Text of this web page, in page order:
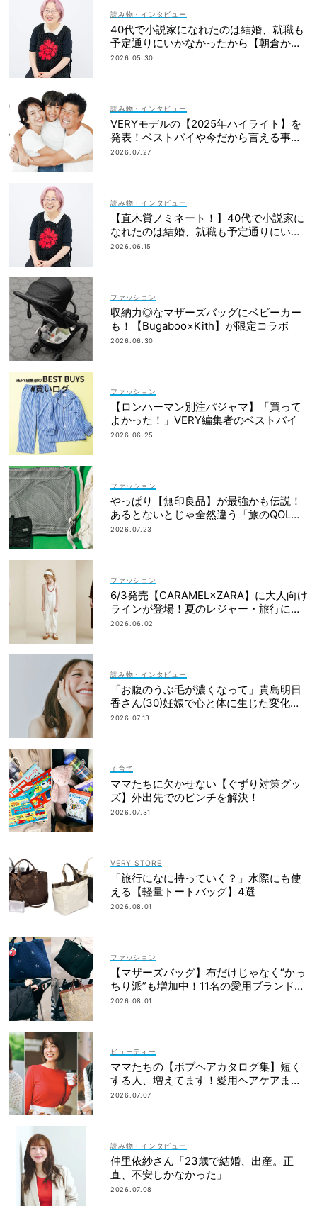
読み物・インタビュー
40代で小説家になれたのは結婚、就職も
予定通りにいかなかったから【朝倉かす
みさん】
2026.05.30
読み物・インタビュー
VERYモデルの【2025年ハイライト】を
発表！ベストバイや今だから言える事件
簿も大公開
2026.07.27
読み物・インタビュー
【直木賞ノミネート！】40代で小説家に
なれたのは結婚、就職も予定通りにいか
なかったから｜朝倉かすみさん
2026.06.15
ファッション
収納力◎なマザーズバッグにベビーカー
も！【Bugaboo×Kith】が限定コラボ
2026.06.30
ファッション
【ロンハーマン別注パジャマ】「買って
よかった！」VERY編集者のベストバイ
2026.06.25
ファッション
やっぱり【無印良品】が最強かも伝説！
あるとないとじゃ全然違う「旅のQOL爆
上げアイテム」
2026.07.23
ファッション
6/3発売【CARAMEL×ZARA】に大人向け
ラインが登場！夏のレジャー・旅行にも
おすすめ
2026.06.02
読み物・インタビュー
「お腹のうぶ毛が濃くなって」貴島明日
香さん(30)妊娠で心と体に生じた変化も
「愛しいです」
2026.07.13
子育て
ママたちに欠かせない【ぐずり対策グッ
ズ】外出先でのピンチを解決！
2026.07.31
VERY STORE
「旅行になに持っていく？」水際にも使
える【軽量トートバッグ】4選
2026.08.01
ファッション
【マザーズバッグ】布だけじゃなく“かっ
ちり派”も増加中！11名の愛用ブランド
は？
2026.08.01
ビューティー
ママたちの【ボブヘアカタログ集】短く
する人、増えてます！愛用ヘアケアまで
全部見せ
2026.07.07
読み物・インタビュー
仲里依紗さん「23歳で結婚、出産。正
直、不安しかなかった」
2026.07.08